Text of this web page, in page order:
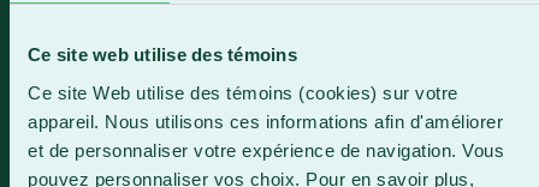
Ce site web utilise des témoins
Ce site Web utilise des témoins (cookies) sur votre
appareil. Nous utilisons ces informations afin d'améliorer
et de personnaliser votre expérience de navigation. Vous
pouvez personnaliser vos choix. Pour en savoir plus,
« Nous sommes très fiers de ces
véritables ambassadrices de
l’entrepreneuriat au sein du Cégep
Beauce-Appalaches, souligne Jean-